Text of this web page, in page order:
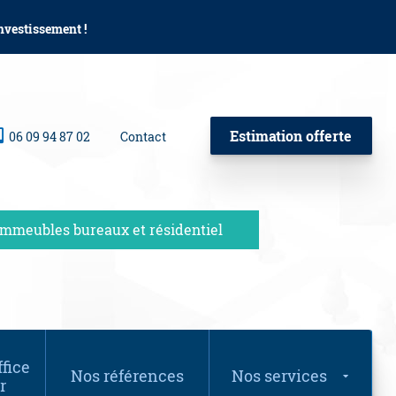
!
06 09 94 87 02 Contact Estimation offerte
bureaux et résidentiel
Nos références Nos services